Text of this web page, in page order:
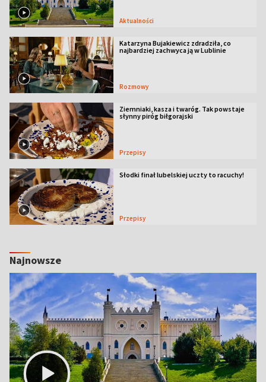
Aktualności
Katarzyna Bujakiewicz zdradziła, co
najbardziej zachwyca ją w Lublinie
Rozmowy
Ziemniaki, kasza i twaróg. Tak powstaje
słynny piróg biłgorajski
Przepisy
Słodki finał lubelskiej uczty to racuchy!
Przepisy
Najnowsze